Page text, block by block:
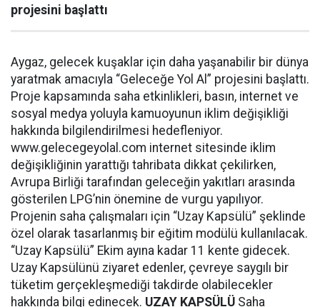
projesini başlattı
Aygaz, gelecek kuşaklar için daha yaşanabilir bir dünya
yaratmak amacıyla “Geleceğe Yol Al” projesini başlattı.
Proje kapsamında saha etkinlikleri, basın, internet ve
sosyal medya yoluyla kamuoyunun iklim değişikliği
hakkında bilgilendirilmesi hedefleniyor.
www.gelecegeyolal.com internet sitesinde iklim
değişikliğinin yarattığı tahribata dikkat çekilirken,
Avrupa Birliği tarafından geleceğin yakıtları arasında
gösterilen LPG’nin önemine de vurgu yapılıyor.
Projenin saha çalışmaları için “Uzay Kapsülü” şeklinde
özel olarak tasarlanmış bir eğitim modülü kullanılacak.
“Uzay Kapsülü” Ekim ayına kadar 11 kente gidecek.
Uzay Kapsülünü ziyaret edenler, çevreye saygılı bir
tüketim gerçekleşmediği takdirde olabilecekler
hakkında bilgi edinecek. UZAY KAPSÜLÜ Saha